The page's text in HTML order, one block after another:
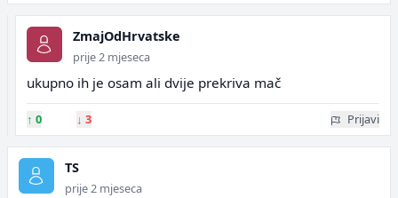
ZmajOdHrvatske
prije 2 mjeseca
ukupno ih je osam ali dvije prekriva mač
↑ 0 ↓ 3 Prijavi
TS
prije 2 mjeseca